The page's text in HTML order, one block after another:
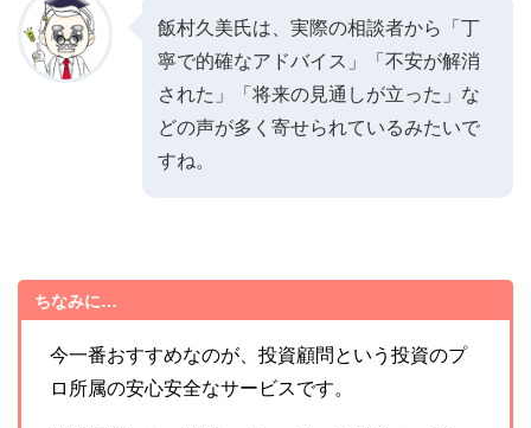
飯村久美氏は、実際の相談者から「丁
寧で的確なアドバイス」「不安が解消
された」「将来の見通しが立った」な
どの声が多く寄せられているみたいで
すね。
ちなみに…
今一番おすすめなのが、投資顧問という投資のプ
ロ所属の安心安全なサービスです。